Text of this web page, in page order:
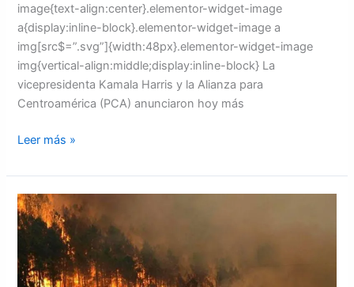
image{text-align:center}.elementor-widget-image
a{display:inline-block}.elementor-widget-image a
img[src$=”.svg”]{width:48px}.elementor-widget-image
img{vertical-align:middle;display:inline-block} La
vicepresidenta Kamala Harris y la Alianza para
Centroamérica (PCA) anunciaron hoy más
Leer más »
ICF
reporta
mil
hectáreas